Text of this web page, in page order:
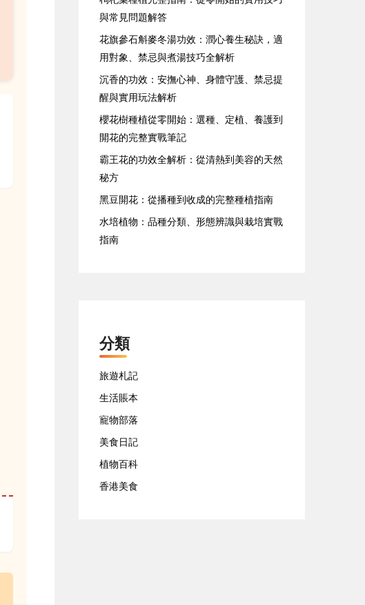
與常見問題解答
花旗參石斛麥冬湯功效：潤心養生秘訣，適
用對象、禁忌與煮湯技巧全解析
沉香的功效：安撫心神、身體守護、禁忌提
醒與實用玩法解析
櫻花樹種植從零開始：選種、定植、養護到
開花的完整實戰筆記
霸王花的功效全解析：從清熱到美容的天然
秘方
黑豆開花：從播種到收成的完整種植指南
水培植物：品種分類、形態辨識與栽培實戰
指南
分類
旅遊札記
生活賬本
寵物部落
美食日記
植物百科
香港美食